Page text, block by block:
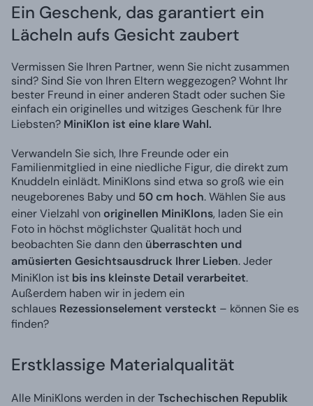
Ein Geschenk, das garantiert ein
Lächeln aufs Gesicht zaubert
Vermissen Sie Ihren Partner, wenn Sie nicht zusammen
sind? Sind Sie von Ihren Eltern weggezogen? Wohnt Ihr
bester Freund in einer anderen Stadt oder suchen Sie
einfach ein originelles und witziges Geschenk für Ihre
Liebsten? MiniKlon ist eine klare Wahl.
Verwandeln Sie sich, Ihre Freunde oder ein
Familienmitglied in eine niedliche Figur, die direkt zum
Knuddeln einlädt. MiniKlons sind etwa so groß wie ein
neugeborenes Baby und 50 cm hoch. Wählen Sie aus
einer Vielzahl von originellen MiniKlons, laden Sie ein
Foto in höchst möglichster Qualität hoch und
beobachten Sie dann den überraschten und
amüsierten Gesichtsausdruck Ihrer Lieben. Jeder
MiniKlon ist bis ins kleinste Detail verarbeitet.
Außerdem haben wir in jedem ein
schlaues Rezessionselement versteckt – können Sie es
finden?
Erstklassige Materialqualität
Alle MiniKlons werden in derTschechischen Republik